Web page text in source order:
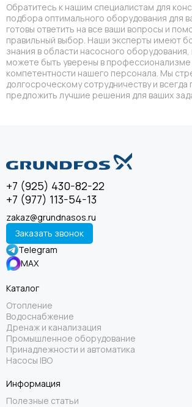
Обратитесь к нашим специалистам для
подбора оптимального оборудования для
готовы ответить на все ваши вопросы и
правильный выбор. Наши эксперты имеют
знания в области насосного
можете быть уверены в профессионализме
компетентности нашего персонала. Мы
долгосроческому сотрудничеству и всегда
предложить лучшие решения для ваших
+7 (925) 430-82-22
+7 (977) 113-54-13
zakaz@grundnasos.ru
Заказать звонок
Telegram
MAX
Каталог
Отопление
Водоснабжение
Дренаж и канализация
Промышленное оборудование
Принадлежности и автоматика
Насосы IBO
Информация
Полезные статьи